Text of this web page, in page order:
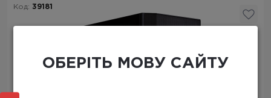
Код: 39181
ОБЕРІТЬ МОВУ САЙТУ